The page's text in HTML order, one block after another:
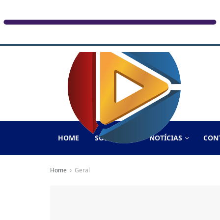
HOME SOBRE NÓS NOTÍCIAS
Home Geral